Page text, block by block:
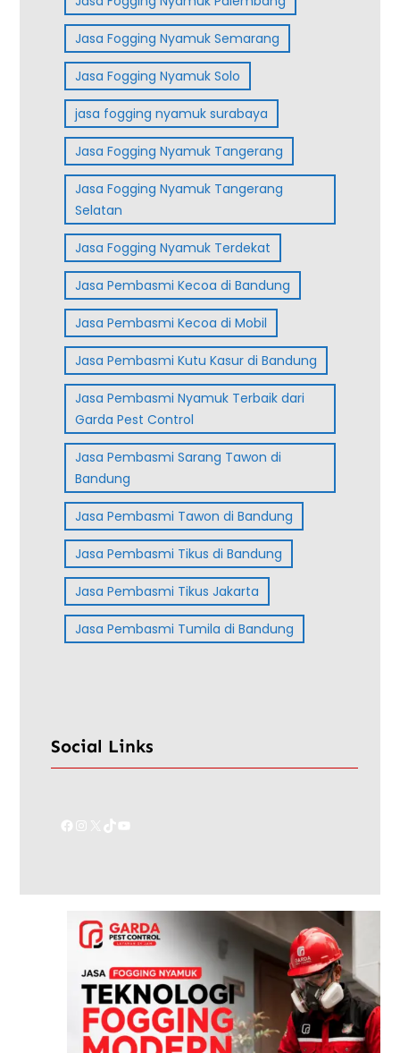
Jasa Fogging Nyamuk Semarang
Jasa Fogging Nyamuk Solo
jasa fogging nyamuk surabaya
Jasa Fogging Nyamuk Tangerang
Jasa Fogging Nyamuk Tangerang
Selatan
Jasa Fogging Nyamuk Terdekat
Jasa Pembasmi Kecoa di Bandung
Jasa Pembasmi Kecoa di Mobil
Jasa Pembasmi Kutu Kasur di Bandung
Jasa Pembasmi Nyamuk Terbaik dari
Garda Pest Control
Jasa Pembasmi Sarang Tawon di
Bandung
Jasa Pembasmi Tawon di Bandung
Jasa Pembasmi Tikus di Bandung
Jasa Pembasmi Tikus Jakarta
Jasa Pembasmi Tumila di Bandung
Social Links
Facebook Instagram TikTok YouTube